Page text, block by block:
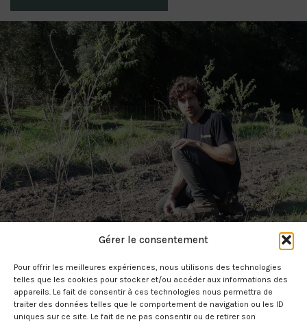
Gérer le consentement
Pour offrir les meilleures expériences, nous utilisons des technologies
telles que les cookies pour stocker et/ou accéder aux informations des
appareils. Le fait de consentir à ces technologies nous permettra de
traiter des données telles que le comportement de navigation ou les ID
uniques sur ce site. Le fait de ne pas consentir ou de retirer son